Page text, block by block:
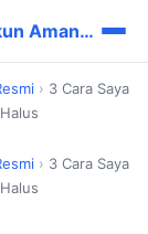
lainnya Resmi - lainnya Unduh Akun Aman 💎
› 3 Cara Saya
› 3 Cara Saya